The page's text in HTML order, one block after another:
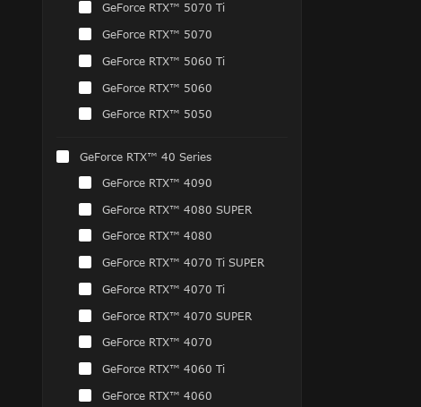
GeForce RTX™ 5070 Ti
GeForce RTX™ 5070
GeForce RTX™ 5060 Ti
GeForce RTX™ 5060
GeForce RTX™ 5050
GeForce RTX™ 40 Series
GeForce RTX™ 4090
GeForce RTX™ 4080 SUPER
GeForce RTX™ 4080
GeForce RTX™ 4070 Ti SUPER
GeForce RTX™ 4070 Ti
GeForce RTX™ 4070 SUPER
GeForce RTX™ 4070
GeForce RTX™ 4060 Ti
GeForce RTX™ 4060